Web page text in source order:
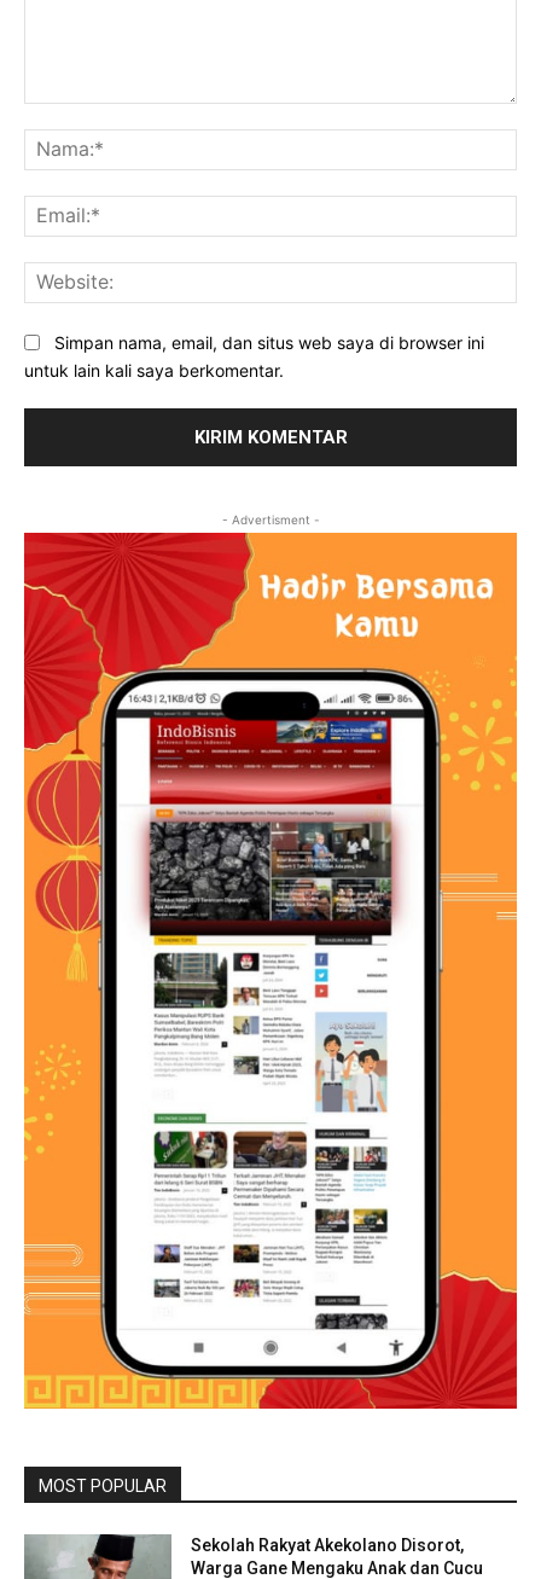
Simpan nama, email, dan situs web saya di browser ini
untuk lain kali saya berkomentar.
- Advertisment -
MOST POPULAR
Sekolah Rakyat Akekolano Disorot,
Warga Gane Mengaku Anak dan Cucu